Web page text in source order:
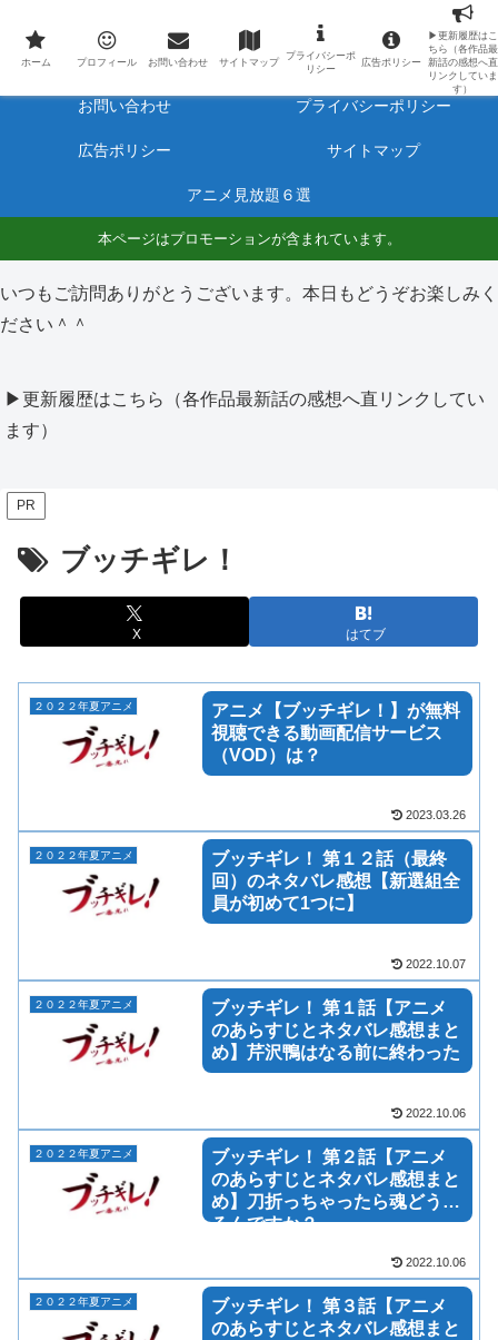
最新アニメのあらすじと感想をネタバレ有りで毎日更新しています。
ホーム プロフィール
お問い合わせ プライバシーポリシー
広告ポリシー サイトマップ
アニメ見放題６選
本ページはプロモーションが含まれています。
いつもご訪問ありがとうございます。本日もどうぞお楽しみく
ださい＾＾
▶更新履歴はこちら（各作品最新話の感想へ直リンクしてい
ます）
PR
ブッチギレ！
X はてブ
２０２２年夏アニメ
アニメ【ブッチギレ！】が無料
視聴できる動画配信サービス
（VOD）は？
2023.03.26
２０２２年夏アニメ
ブッチギレ！ 第１２話（最終
回）のネタバレ感想【新選組全
員が初めて1つに】
2022.10.07
２０２２年夏アニメ
ブッチギレ！ 第１話【アニメ
のあらすじとネタバレ感想まと
め】芹沢鴨はなる前に終わった
2022.10.06
２０２２年夏アニメ
ブッチギレ！ 第２話【アニメ
のあらすじとネタバレ感想まと
め】刀折っちゃったら魂どうな
るんですか？
2022.10.06
２０２２年夏アニメ
ブッチギレ！ 第３話【アニメ
のあらすじとネタバレ感想まと
ホーム プロフィール お問い合わせ サイトマップ
プライバシーポ
リシー
広告ポリシー
▶更新履歴はこ
ちら（各作品最
新話の感想へ直
リンクしていま
す）